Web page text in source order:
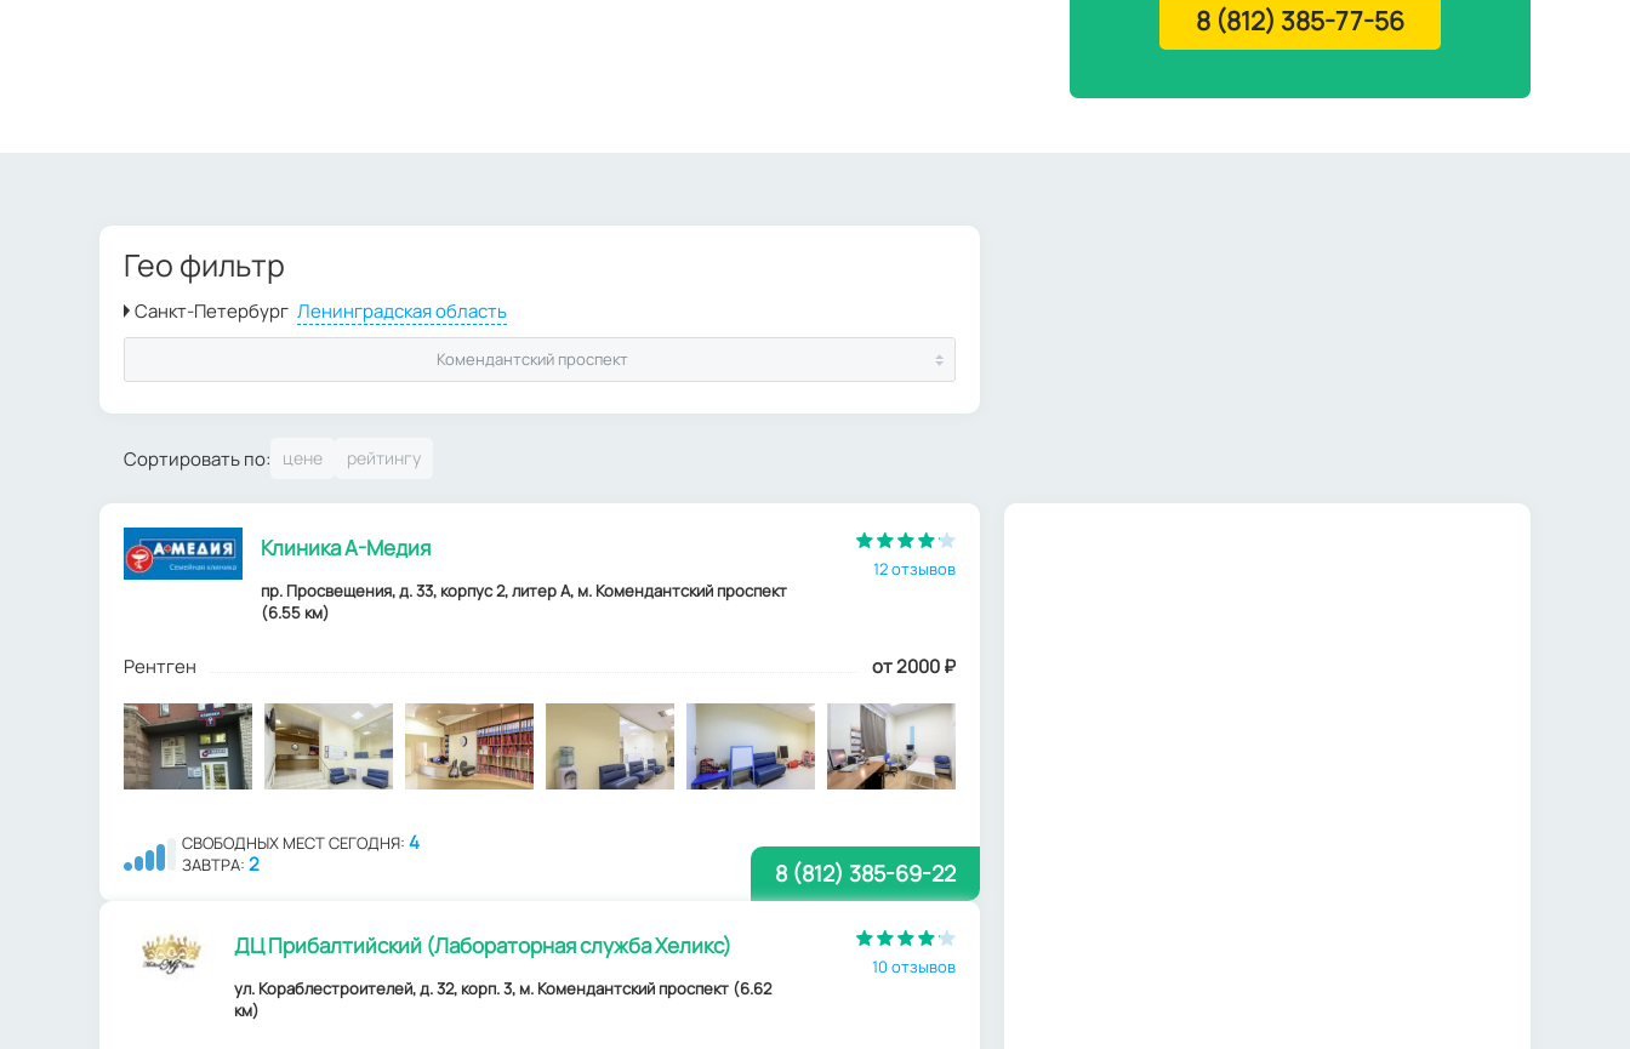
8 (812) 385-77-56
Гео фильтр
Комендантский проспект
Сортировать по:
Клиника А-Медия
пр. Просвещения, д. 33, корпус 2, литер А, м. Комендантский проспект
(6.55 км)
12 отзывов
Рентген от 2000₽
СВОБОДНЫХ МЕСТ СЕГОДНЯ: 4
ЗАВТРА: 2 8 (812) 385-69-22
ДЦ Прибалтийский (Лабораторная служба Хеликс)
ул. Кораблестроителей, д. 32, корп. 3, м. Комендантский проспект (6.62
км)
10 отзывов